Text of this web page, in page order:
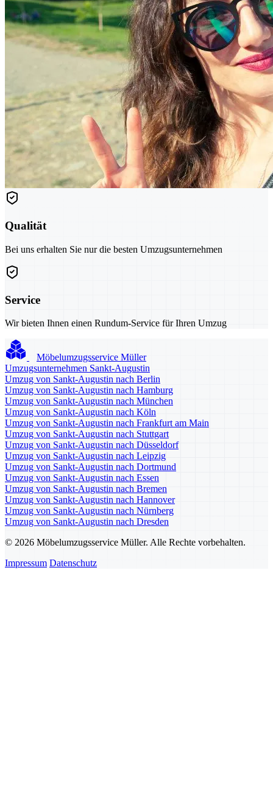
Qualität
Bei uns erhalten Sie nur die besten Umzugsunternehmen
Service
Wir bieten Ihnen einen Rundum-Service für Ihren Umzug
Möbelumzugsservice Müller
Umzugsunternehmen Sankt-Augustin
Umzug von Sankt-Augustin nach Berlin
Umzug von Sankt-Augustin nach Hamburg
Umzug von Sankt-Augustin nach München
Umzug von Sankt-Augustin nach Köln
Umzug von Sankt-Augustin nach Frankfurt am Main
Umzug von Sankt-Augustin nach Stuttgart
Umzug von Sankt-Augustin nach Düsseldorf
Umzug von Sankt-Augustin nach Leipzig
Umzug von Sankt-Augustin nach Dortmund
Umzug von Sankt-Augustin nach Essen
Umzug von Sankt-Augustin nach Bremen
Umzug von Sankt-Augustin nach Hannover
Umzug von Sankt-Augustin nach Nürnberg
Umzug von Sankt-Augustin nach Dresden
© 2026 Möbelumzugsservice Müller. Alle Rechte vorbehalten.
Impressum Datenschutz